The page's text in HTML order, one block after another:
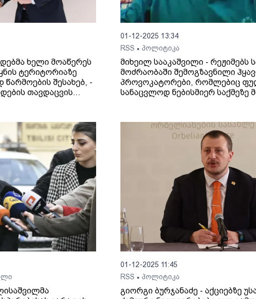
ხელი მოაწერეს
ტერიტორიაზე
შესახებ, -
თავდაცვის
01-12-2025 13:34
RSS • პოლიტიკა
მიხეილ სააკაშვილი - რეჟიმებს
მოძრაობაში შემოგზავნილი
პროვოკატორები, რომლებიც
სანაცვლოდ ნებისმიერ საქმეზე
არ „ჭამს“
01-12-2025 11:45
RSS • პოლიტიკა
გიორგი ბურჯანაძე - აქციებზე